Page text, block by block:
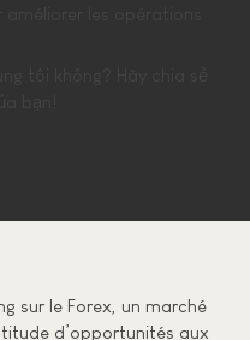
sur le Forex, un marché
d’opportunités aux